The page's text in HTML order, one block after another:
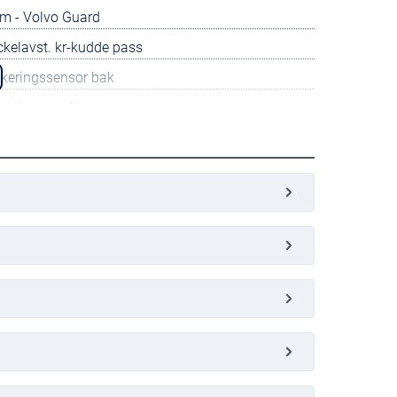
- Volvo Guard
kr-kudde pass
bak
LED
Entry and Start